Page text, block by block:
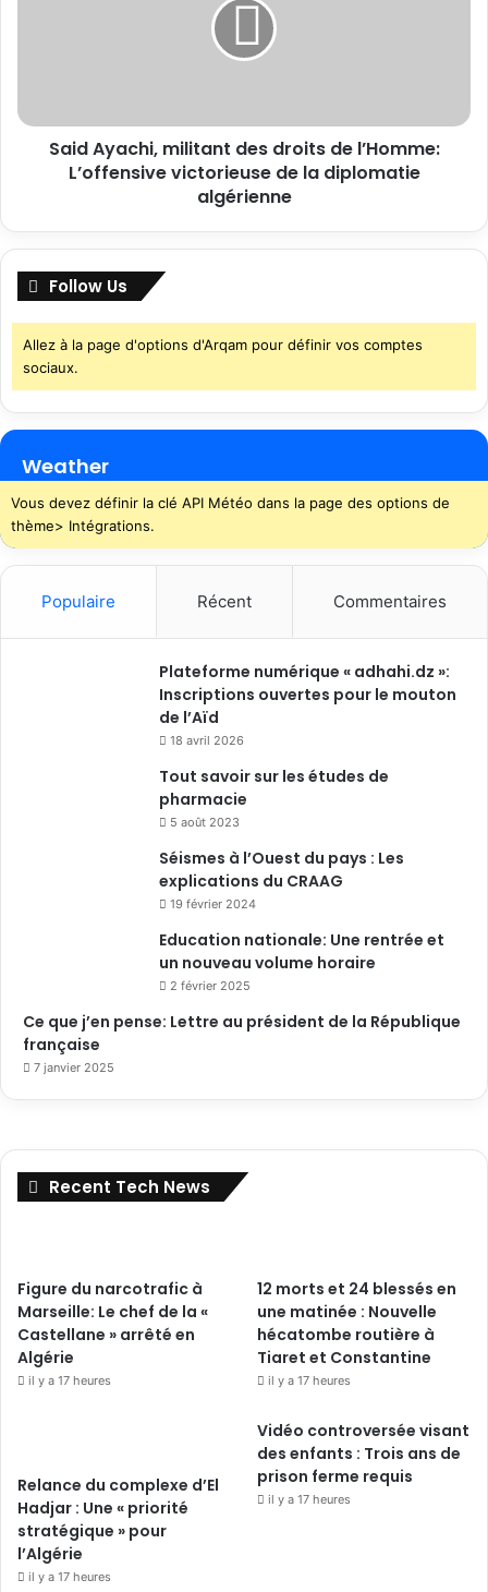
Said Ayachi, militant des droits de l’Homme:
L’offensive victorieuse de la diplomatie
algérienne
Follow Us
Allez à la page d'options d'Arqam pour définir vos comptes
sociaux.
Weather
Vous devez définir la clé API Météo dans la page des options de
thème> Intégrations.
Populaire Récent Commentaires
Plateforme numérique « adhahi.dz »:
Inscriptions ouvertes pour le mouton
de l’Aïd
18 avril 2026
Tout savoir sur les études de
pharmacie
5 août 2023
Séismes à l’Ouest du pays : Les
explications du CRAAG
19 février 2024
Education nationale: Une rentrée et
un nouveau volume horaire
2 février 2025
Ce que j’en pense: Lettre au président de la République
française
7 janvier 2025
Recent Tech News
Figure du narcotrafic à
Marseille: Le chef de la «
Castellane » arrêté en
Algérie
il y a 17 heures
12 morts et 24 blessés en
une matinée : Nouvelle
hécatombe routière à
Tiaret et Constantine
il y a 17 heures
Relance du complexe d’El
Hadjar : Une « priorité
stratégique » pour
l’Algérie
il y a 17 heures
Vidéo controversée visant
des enfants : Trois ans de
prison ferme requis
il y a 17 heures